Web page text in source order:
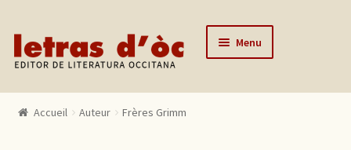
Aller à la navigation
Aller au contenu Menu
Catalogue
Accueil Auteur Frères Grimm